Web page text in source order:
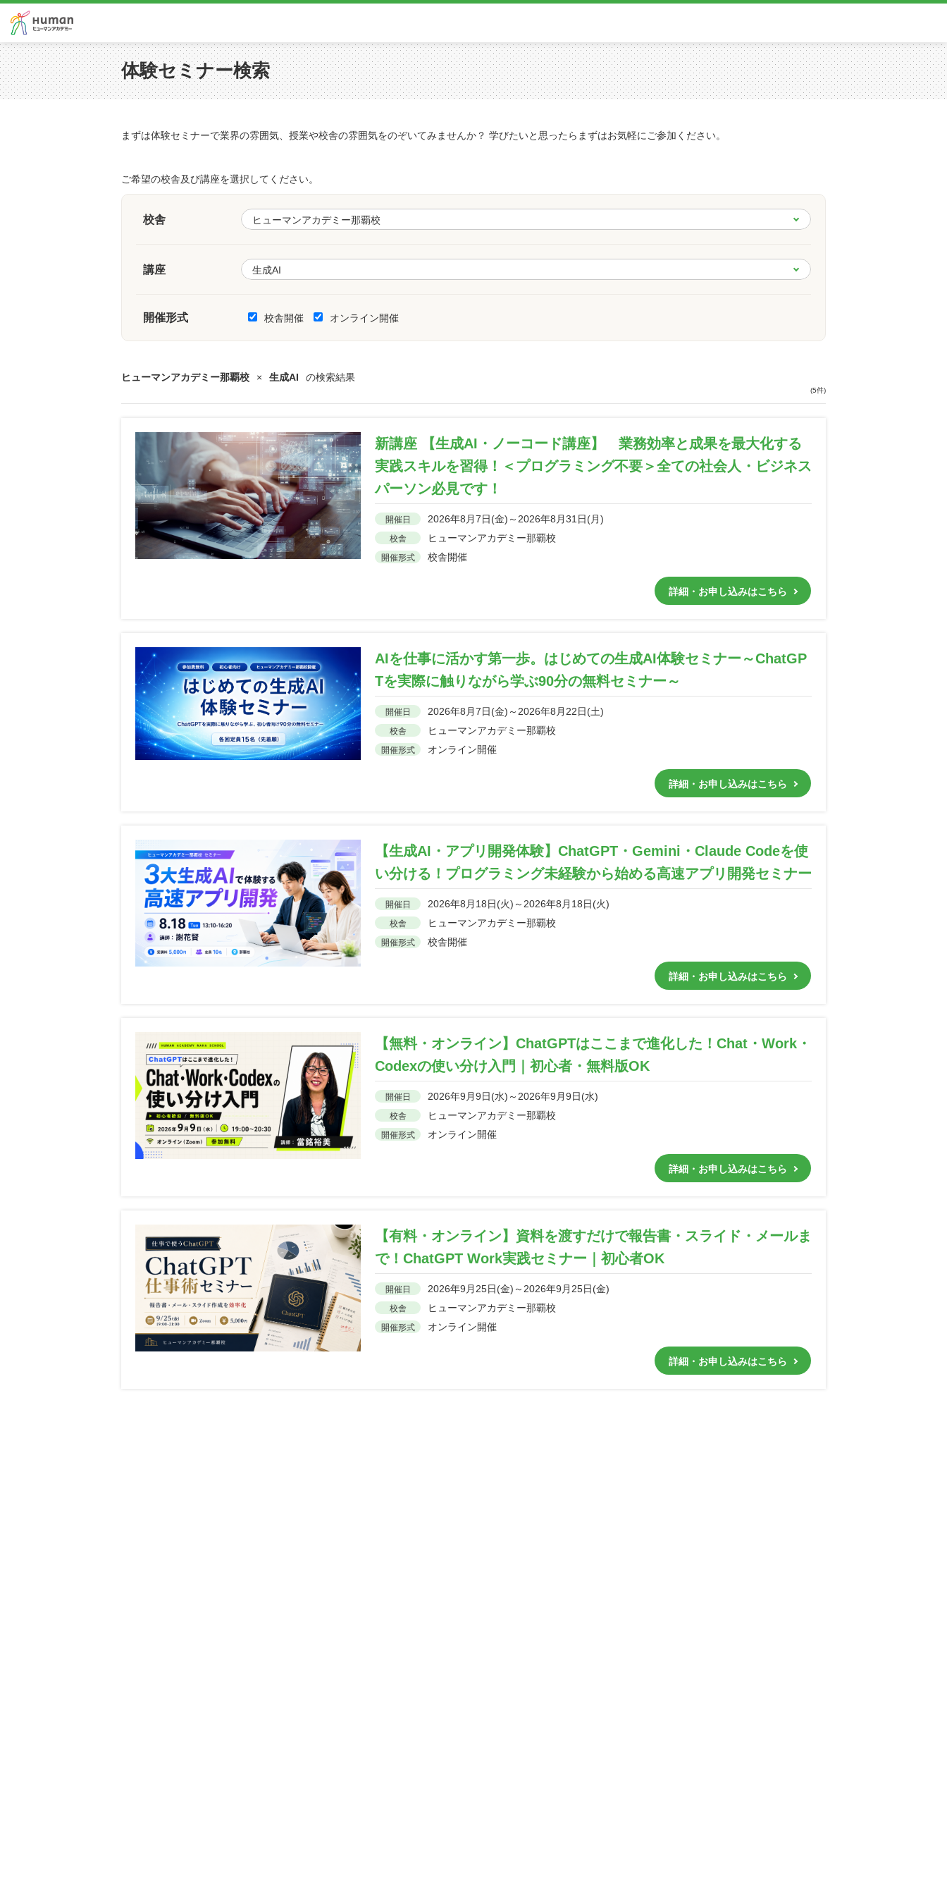
体験セミナー検索
まずは体験セミナーで業界の雰囲気、授業や校舎の雰囲気をのぞいてみませんか？ 学びたいと思ったらまずはお気軽にご参加ください。
ご希望の校舎及び講座を選択してください。
校舎
講座
開催形式 校舎開催 オンライン開催
ヒューマンアカデミー那覇校 × 生成AI の検索結果
(5件)
新講座 【生成AI・ノーコード講座】 業務効率と成果を最大化する
実践スキルを習得！＜プログラミング不要＞全ての社会人・ビジネス
パーソン必見です！
開催日 2026年8月7日(金)～2026年8月31日(月)
校舎 ヒューマンアカデミー那覇校
開催形式 校舎開催
詳細・お申し込みはこちら
AIを仕事に活かす第一歩。はじめての生成AI体験セミナー～ChatGP
Tを実際に触りながら学ぶ90分の無料セミナー～
開催日 2026年8月7日(金)～2026年8月22日(土)
校舎 ヒューマンアカデミー那覇校
開催形式 オンライン開催
詳細・お申し込みはこちら
【生成AI・アプリ開発体験】ChatGPT・Gemini・Claude Codeを使
い分ける！プログラミング未経験から始める高速アプリ開発セミナー
開催日 2026年8月18日(火)～2026年8月18日(火)
校舎 ヒューマンアカデミー那覇校
開催形式 校舎開催
詳細・お申し込みはこちら
【無料・オンライン】ChatGPTはここまで進化した！Chat・Work・
Codexの使い分け入門｜初心者・無料版OK
開催日 2026年9月9日(水)～2026年9月9日(水)
校舎 ヒューマンアカデミー那覇校
開催形式 オンライン開催
詳細・お申し込みはこちら
【有料・オンライン】資料を渡すだけで報告書・スライド・メールま
で！ChatGPT Work実践セミナー｜初心者OK
開催日 2026年9月25日(金)～2026年9月25日(金)
校舎 ヒューマンアカデミー那覇校
開催形式 オンライン開催
詳細・お申し込みはこちら